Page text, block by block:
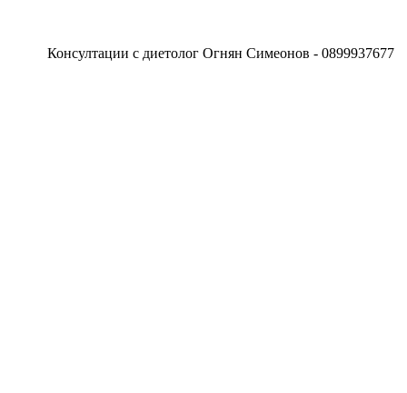
Консултации с диетолог Огнян Симеонов - 0899937677